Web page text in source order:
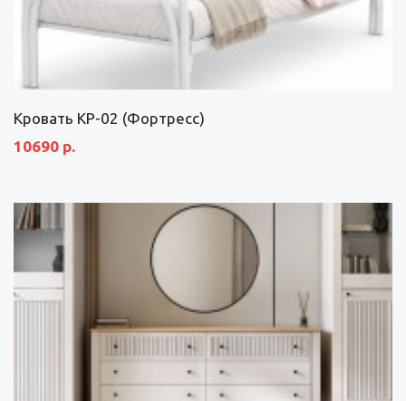
Кровать КР-02 (Фортресс)
10690 р.